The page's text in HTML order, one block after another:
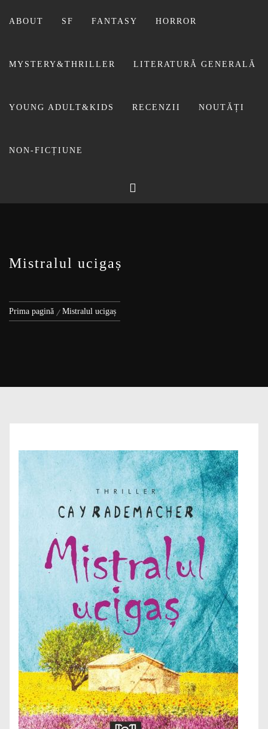
ABOUT SF FANTASY HORROR
MYSTERY&THRILLER LITERATURĂ GENERALĂ
YOUNG ADULT&KIDS RECENZII NOUTĂȚI
NON-FICȚIUNE
LIVIU
Mistralul ucigaș
Prima pagină Mistralul ucigaș